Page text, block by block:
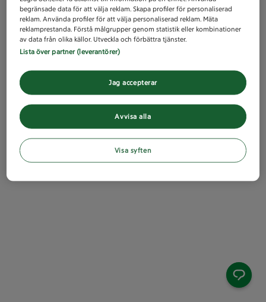
begränsade data för att välja reklam. Skapa profiler för personaliserad
reklam. Använda profiler för att välja personaliserad reklam. Mäta
reklamprestanda. Förstå målgrupper genom statistik eller kombinationer
av data från olika källor. Utveckla och förbättra tjänster.
Lista över partner (leverantörer)
Avvisa alla
Jag accepterar
Visa syften